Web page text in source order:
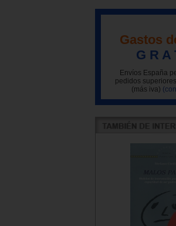
Gastos
G R A
Envíos España
pedidos
(más iva)